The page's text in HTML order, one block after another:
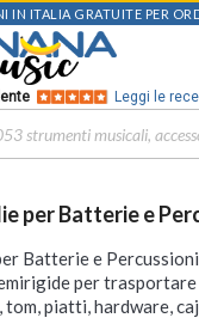
IN ITALIA GRATUITE PER
Leggi le
per Batterie e
Batterie e
per
piatti, hardware,